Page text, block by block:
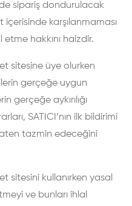
sipariş dondurulacak
karşılanmaması
hakkını haizdir.
sitesine üye olurken
gerçeğe uygun
gerçeğe aykırılığı
SATICI’nın ilk bildirimi
tazmin edeceğini
sitesini kullanırken yasal
ve bunları ihlal